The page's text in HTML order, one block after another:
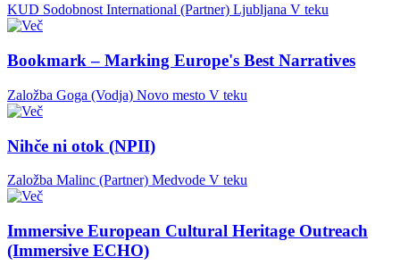
KUD Sodobnost International (Partner) Ljubljana V teku
Bookmark – Marking Europe's Best Narratives
Založba Goga (Vodja) Novo mesto V teku
Nihče ni otok (NPII)
Založba Malinc (Partner) Medvode V teku
Immersive European Cultural Heritage Outreach
(Immersive ECHO)